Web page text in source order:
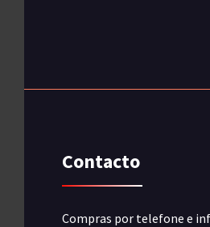
Contacto
Compras por telefone e